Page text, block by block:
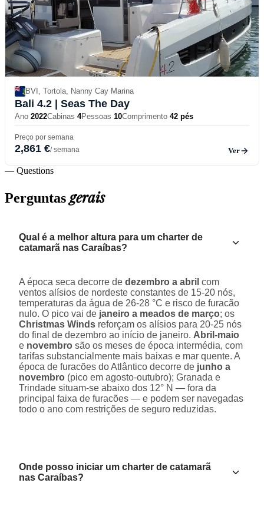
BVI, Tortola, Nanny Cay Marina
Bali 4.2 | Seas The Day
Ano 2022Cabinas 4Pessoas 10Comprimento 42 pés
Preço por semana
2,861 €/ semana Ver
— Questions
Perguntasgerais
Qual é a melhor altura para um charter de
catamarã nas Caraíbas?
A época seca decorre de dezembro a abril com
ventos alísios de nordeste constantes de 15-20 nós,
temperaturas da água de 26-28 °C e risco de furacão
nulo. O pico vai de janeiro a meados de março; os
Christmas Winds reforçam os alísios para 20-25 nós
do final de dezembro ao início de janeiro. Abril-maio
e novembro são os meses de época intermédia, com
tarifas substancialmente mais baixas e mar quente. A
época de furacões do Atlântico decorre de junho a
novembro (pico em agosto-outubro); Granada e
Trindade situam-se abaixo dos 12° N — fora da
principal faixa de furacões — e podem ser navegadas
todo o ano com restrições de seguro reduzidas.
Onde posso iniciar um charter de catamarã
nas Caraíbas?